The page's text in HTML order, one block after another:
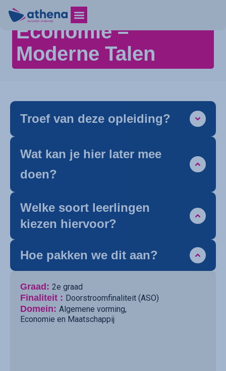
Economie –
Moderne Talen
Troef van deze opleiding?
Wat kan je hier later mee
doen?
Welke soort leerlingen
kiezen hiervoor?
Hoe pakken we dit aan?
Graad: 2e graad
Finaliteit : Doorstroomfinaliteit (ASO)
Domein: Algemene vorming,
Economie en Maatschappij